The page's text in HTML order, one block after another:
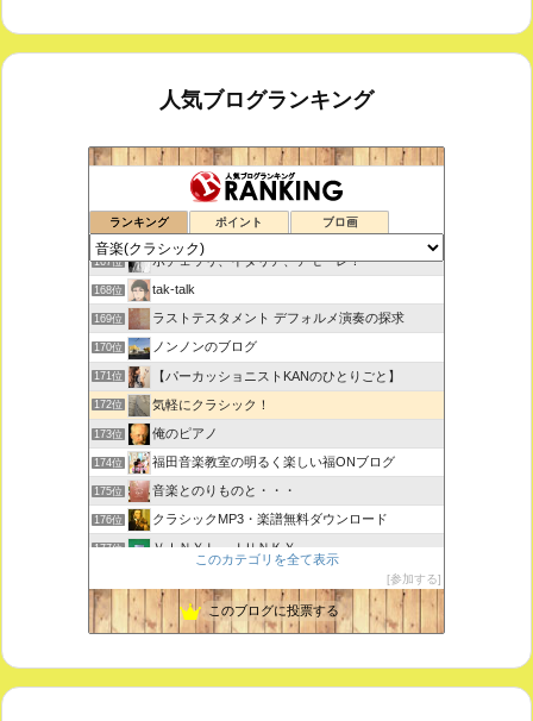
人気ブログランキング
ランキング ポイント ブロ画
思えば遠くへ来たもんだ
166位 室内楽コンサート・レッスンいたします
167位 ボチェッリ、イタリア、アモーレ！
168位 tak-talk
169位 ラストテスタメント デフォルメ演奏の探求
170位 ノンノンのブログ
171位 【パーカッショニストKANのひとりごと】
172位 気軽にクラシック！
173位 俺のピアノ
174位 福田音楽教室の明るく楽しい福ONブログ
175位 音楽とのりものと・・・
176位 クラシックMP3・楽譜無料ダウンロード
177位 ＶＩＮＹＬ ＪＵＮＫＹ
179位 未来の音楽研究所 音楽哲学・思想 平林 遼
このカテゴリを全て表示
参加する
このブログに投票する